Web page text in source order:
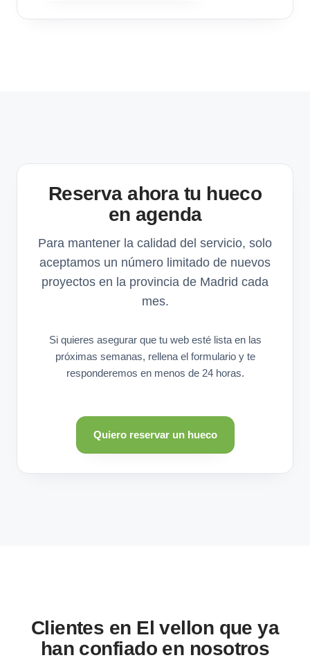
Reserva ahora tu hueco
en agenda
Para mantener la calidad del servicio, solo
aceptamos un número limitado de nuevos
proyectos en la provincia de Madrid cada
mes.
Si quieres asegurar que tu web esté lista en las
próximas semanas, rellena el formulario y te
responderemos en menos de 24 horas.
Quiero reservar un hueco
Clientes en El vellon que ya
han confiado en nosotros